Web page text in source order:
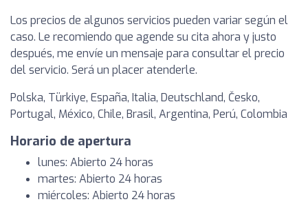
Los precios de algunos servicios pueden variar según el
caso. Le recomiendo que agende su cita ahora y justo
después, me envíe un mensaje para consultar el precio
del servicio. Será un placer atenderle.
Polska, Türkiye, España, Italia, Deutschland, Česko,
Portugal, México, Chile, Brasil, Argentina, Perú, Colombia
Horario de apertura
lunes: Abierto 24 horas
martes: Abierto 24 horas
miércoles: Abierto 24 horas